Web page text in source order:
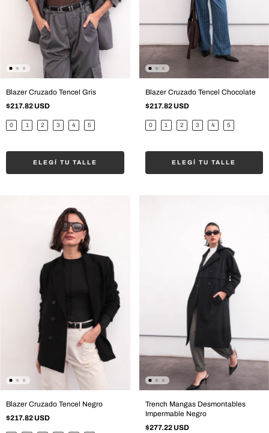
Blazer Cruzado Tencel Gris
$217.82 USD
0 1 2 3 4 5
ELEGÍ TU TALLE
Blazer Cruzado Tencel Chocolate
$217.82 USD
0 1 2 3 4 5
ELEGÍ TU TALLE
Blazer Cruzado Tencel Negro
$217.82 USD
Trench Mangas Desmontables
Impermable Negro
$277.22 USD